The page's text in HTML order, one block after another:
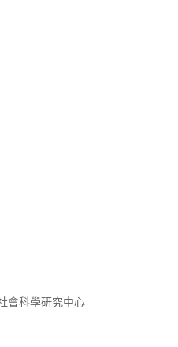
會科學研究中心